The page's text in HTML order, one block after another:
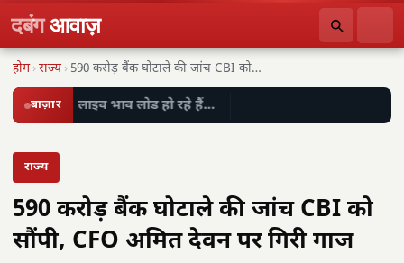
दबंगआवाज़
होम ›राज्य › 590 करोड़ बैंक घोटाले की जांच CBI को…
बाज़ार लाइव भाव लोड हो रहे हैं…
राज्य
590 करोड़ बैंक घोटाले की जांच CBI को
सौंपी, CFO अमित देवन पर गिरी गाज